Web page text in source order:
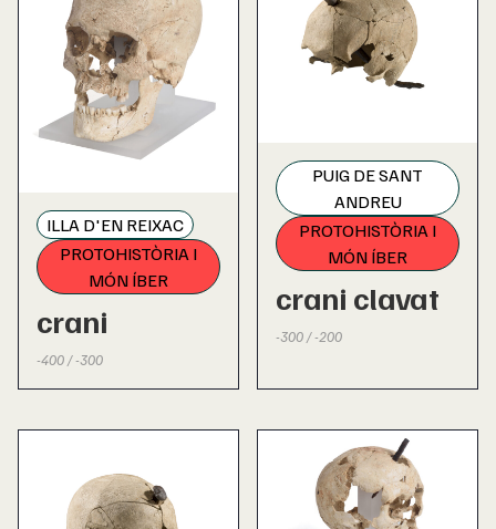
ILLA D'EN REIXAC
PROTOHISTÒRIA I
MÓN ÍBER
crani
-400 / -300
PUIG DE SANT
ANDREU
PROTOHISTÒRIA I
MÓN ÍBER
crani clavat
-300 / -200